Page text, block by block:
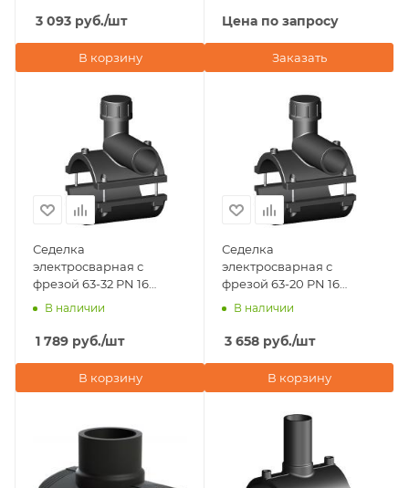
3 093 руб./шт
В корзину
Цена по запросу
Заказать
Седелка
электросварная с
фрезой 63-32 PN 16
TAPPING TEE WITHOUT
В наличии
1 789 руб./шт
В корзину
Седелка
электросварная с
фрезой 63-20 PN 16
TAPPING TEE WITHOUT
В наличии
3 658 руб./шт
В корзину